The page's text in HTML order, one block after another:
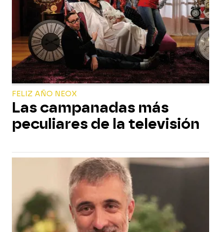
FELIZ AÑO NEOX
Las campanadas más
peculiares de la televisión